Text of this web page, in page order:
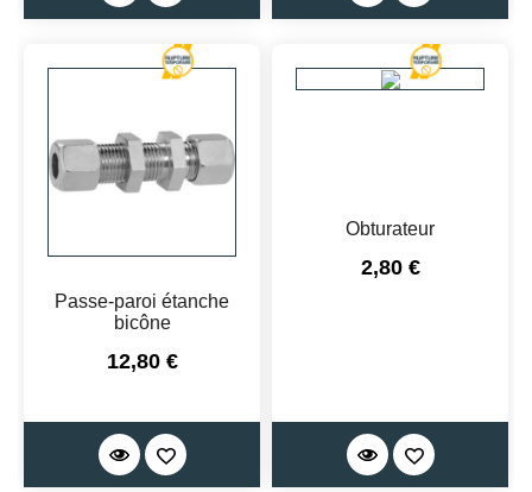
Passe-paroi étanche
bicône
Prix
12,80 €
Obturateur
Prix
2,80 €